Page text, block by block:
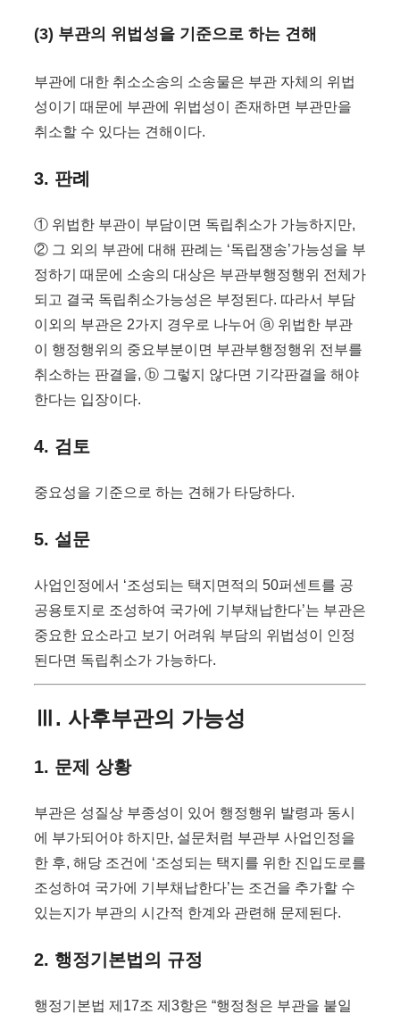
(3) 부관의 위법성을 기준으로 하는 견해
부관에 대한 취소소송의 소송물은 부관 자체의 위법
성이기 때문에 부관에 위법성이 존재하면 부관만을
취소할 수 있다는 견해이다.
3. 판례
① 위법한 부관이 부담이면 독립취소가 가능하지만,
② 그 외의 부관에 대해 판례는 ‘독립쟁송’가능성을 부
정하기 때문에 소송의 대상은 부관부행정행위 전체가
되고 결국 독립취소가능성은 부정된다. 따라서 부담
이외의 부관은 2가지 경우로 나누어 ⓐ 위법한 부관
이 행정행위의 중요부분이면 부관부행정행위 전부를
취소하는 판결을, ⓑ 그렇지 않다면 기각판결을 해야
한다는 입장이다.
4. 검토
중요성을 기준으로 하는 견해가 타당하다.
5. 설문
사업인정에서 ‘조성되는 택지면적의 50퍼센트를 공
공용토지로 조성하여 국가에 기부채납한다’는 부관은
중요한 요소라고 보기 어려워 부담의 위법성이 인정
된다면 독립취소가 가능하다.
Ⅲ. 사후부관의 가능성
1. 문제 상황
부관은 성질상 부종성이 있어 행정행위 발령과 동시
에 부가되어야 하지만, 설문처럼 부관부 사업인정을
한 후, 해당 조건에 ‘조성되는 택지를 위한 진입도로를
조성하여 국가에 기부채납한다’는 조건을 추가할 수
있는지가 부관의 시간적 한계와 관련해 문제된다.
2. 행정기본법의 규정
행정기본법 제17조 제3항은 “행정청은 부관을 붙일